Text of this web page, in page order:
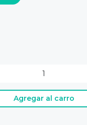
Agregar al carro